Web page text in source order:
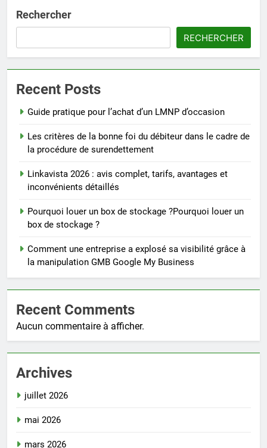
Rechercher
RECHERCHER
Recent Posts
Guide pratique pour l’achat d’un LMNP d’occasion
Les critères de la bonne foi du débiteur dans le cadre de
la procédure de surendettement
Linkavista 2026 : avis complet, tarifs, avantages et
inconvénients détaillés
Pourquoi louer un box de stockage ?Pourquoi louer un
box de stockage ?
Comment une entreprise a explosé sa visibilité grâce à
la manipulation GMB Google My Business
Recent Comments
Aucun commentaire à afficher.
Archives
juillet 2026
mai 2026
mars 2026